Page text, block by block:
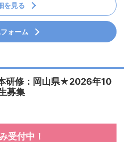
を見る
ォーム
研修：岡山県★2026年10
募集
受付中！